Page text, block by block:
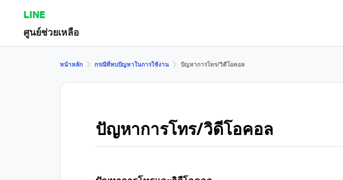
LINE
ศูนย์ช่วยเหลือ
หน้าหลัก กรณีที่พบปัญหาในการใช้งาน ปัญหาการโทร/วิดีโอคอล
ปัญหาการโทร/วิดีโอคอล